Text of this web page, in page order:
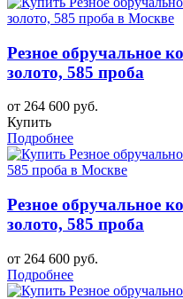
Резное обручальное
золото, 585 проба
от 264 600 руб.
Купить
Подробнее
Резное обручальное
золото, 585 проба
от 264 600 руб.
Подробнее